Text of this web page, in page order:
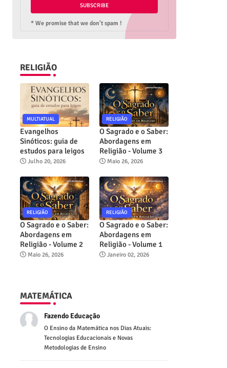
* We promise that we don't spam !
RELIGIÃO
MULTIATUAL
Evangelhos
Sinóticos: guia de
estudos para leigos
Julho 20, 2026
RELIGIÃO
O Sagrado e o Saber:
Abordagens em
Religião - Volume 3
Maio 26, 2026
RELIGIÃO
O Sagrado e o Saber:
Abordagens em
Religião - Volume 2
Maio 26, 2026
RELIGIÃO
O Sagrado e o Saber:
Abordagens em
Religião - Volume 1
Janeiro 02, 2026
MATEMÁTICA
Fazendo Educação
O Ensino da Matemática nos Dias Atuais:
Tecnologias Educacionais e Novas
Metodologias de Ensino